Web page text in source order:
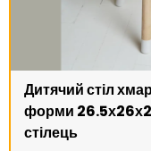
Дитячий стіл
форми
стілець